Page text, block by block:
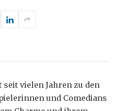
vielen Jahren zu den
und Comedians